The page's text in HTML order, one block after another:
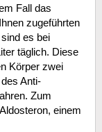
Fall das
zugeführten
es bei
täglich. Diese
Körper zwei
Anti-
Zum
einem